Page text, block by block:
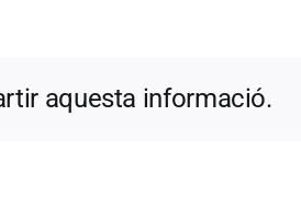
aquesta informació.